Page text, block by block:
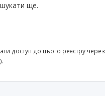
ще.
доступ до цього реєстру через
).